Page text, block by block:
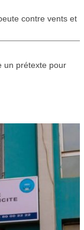
contre vents et
un prétexte pour